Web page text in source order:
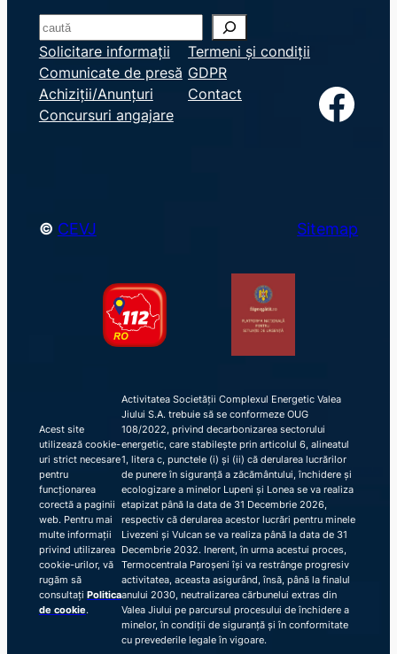
S
e
a
r
c
Solicitare informații
Comunicate de presă
Achiziții/Anunțuri
Concursuri angajare
Termeni și condiții
GDPR
Contact
Facebook
© CEVJ Sitemap
Acest site
utilizează cookie-
uri strict necesare
pentru
funcționarea
corectă a paginii
web. Pentru mai
multe informații
privind utilizarea
cookie-urilor, vă
rugăm să
consultați Politica
de cookie.
Activitatea Societății Complexul Energetic Valea
Jiului S.A. trebuie să se conformeze OUG
108/2022, privind decarbonizarea sectorului
energetic, care stabilește prin articolul 6, alineatul
1, litera c, punctele (i) și (ii) că derularea lucrărilor
de punere în siguranță a zăcământului, închidere și
ecologizare a minelor Lupeni și Lonea se va realiza
etapizat până la data de 31 Decembrie 2026,
respectiv că derularea acestor lucrări pentru minele
Livezeni și Vulcan se va realiza până la data de 31
Decembrie 2032. Inerent, în urma acestui proces,
Termocentrala Paroșeni își va restrânge progresiv
activitatea, aceasta asigurând, însă, până la finalul
anului 2030, neutralizarea cărbunelui extras din
Valea Jiului pe parcursul procesului de închidere a
minelor, în condiții de siguranță și în conformitate
cu prevederile legale în vigoare.